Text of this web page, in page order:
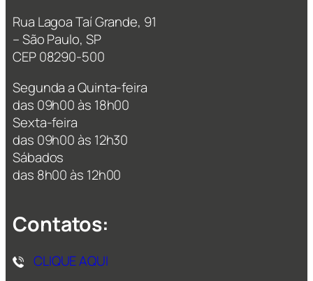
Rua Lagoa Taí Grande, 91
– São Paulo, SP
CEP 08290-500
Segunda a Quinta-feira
das 09h00 às 18h00
Sexta-feira
das 09h00 às 12h30
Sábados
das 8h00 às 12h00
Contatos:
CLIQUE AQUI